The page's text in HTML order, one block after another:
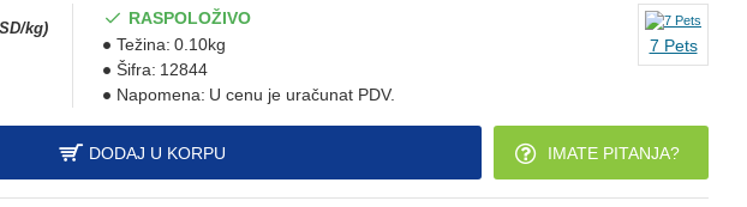
kg)
RASPOLOŽIVO
Težina: 0.10kg
Šifra: 12844
Napomena: U cenu je uračunat PDV.
7 Pets
DODAJ U KORPU IMATE PITANJA?